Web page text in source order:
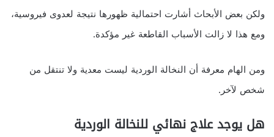
ولكن بعض الأبحاث أشارت احتمالية ظهورها نتيجة لعدوى فيروسية،
ومع هذا لا زالت الأسباب القاطعة غير مؤكدة.
ومن الهام معرفة أن النخالة الوردية ليست معدية ولا تنتقل من
شخص لآخر.
هل يوجد علاج نهائي للنخالة الوردية